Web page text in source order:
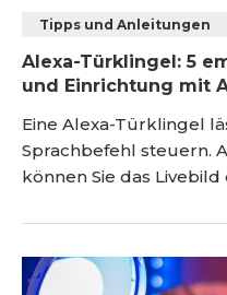
Blog
Kontakt
Registrieren
Einloggen
Tipps und Anleitungen
Alexa-Türklingel: 5
und Einrichtung mit
Eine Alexa-Türklingel
Sprachbefehl steuern.
können Sie das
Hand zu nehmen.
außerdem als
diesem Ratgeber